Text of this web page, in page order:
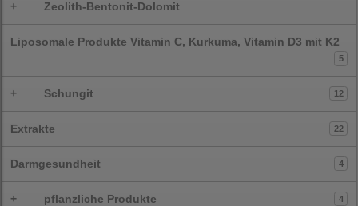
+ Zeolith-Bentonit-Dolomit
Liposomale Produkte Vitamin C, Kurkuma, Vitamin D3 mit K2
5
+ Schungit 12
Extrakte 22
Darmgesundheit 4
+ pflanzliche Produkte 4